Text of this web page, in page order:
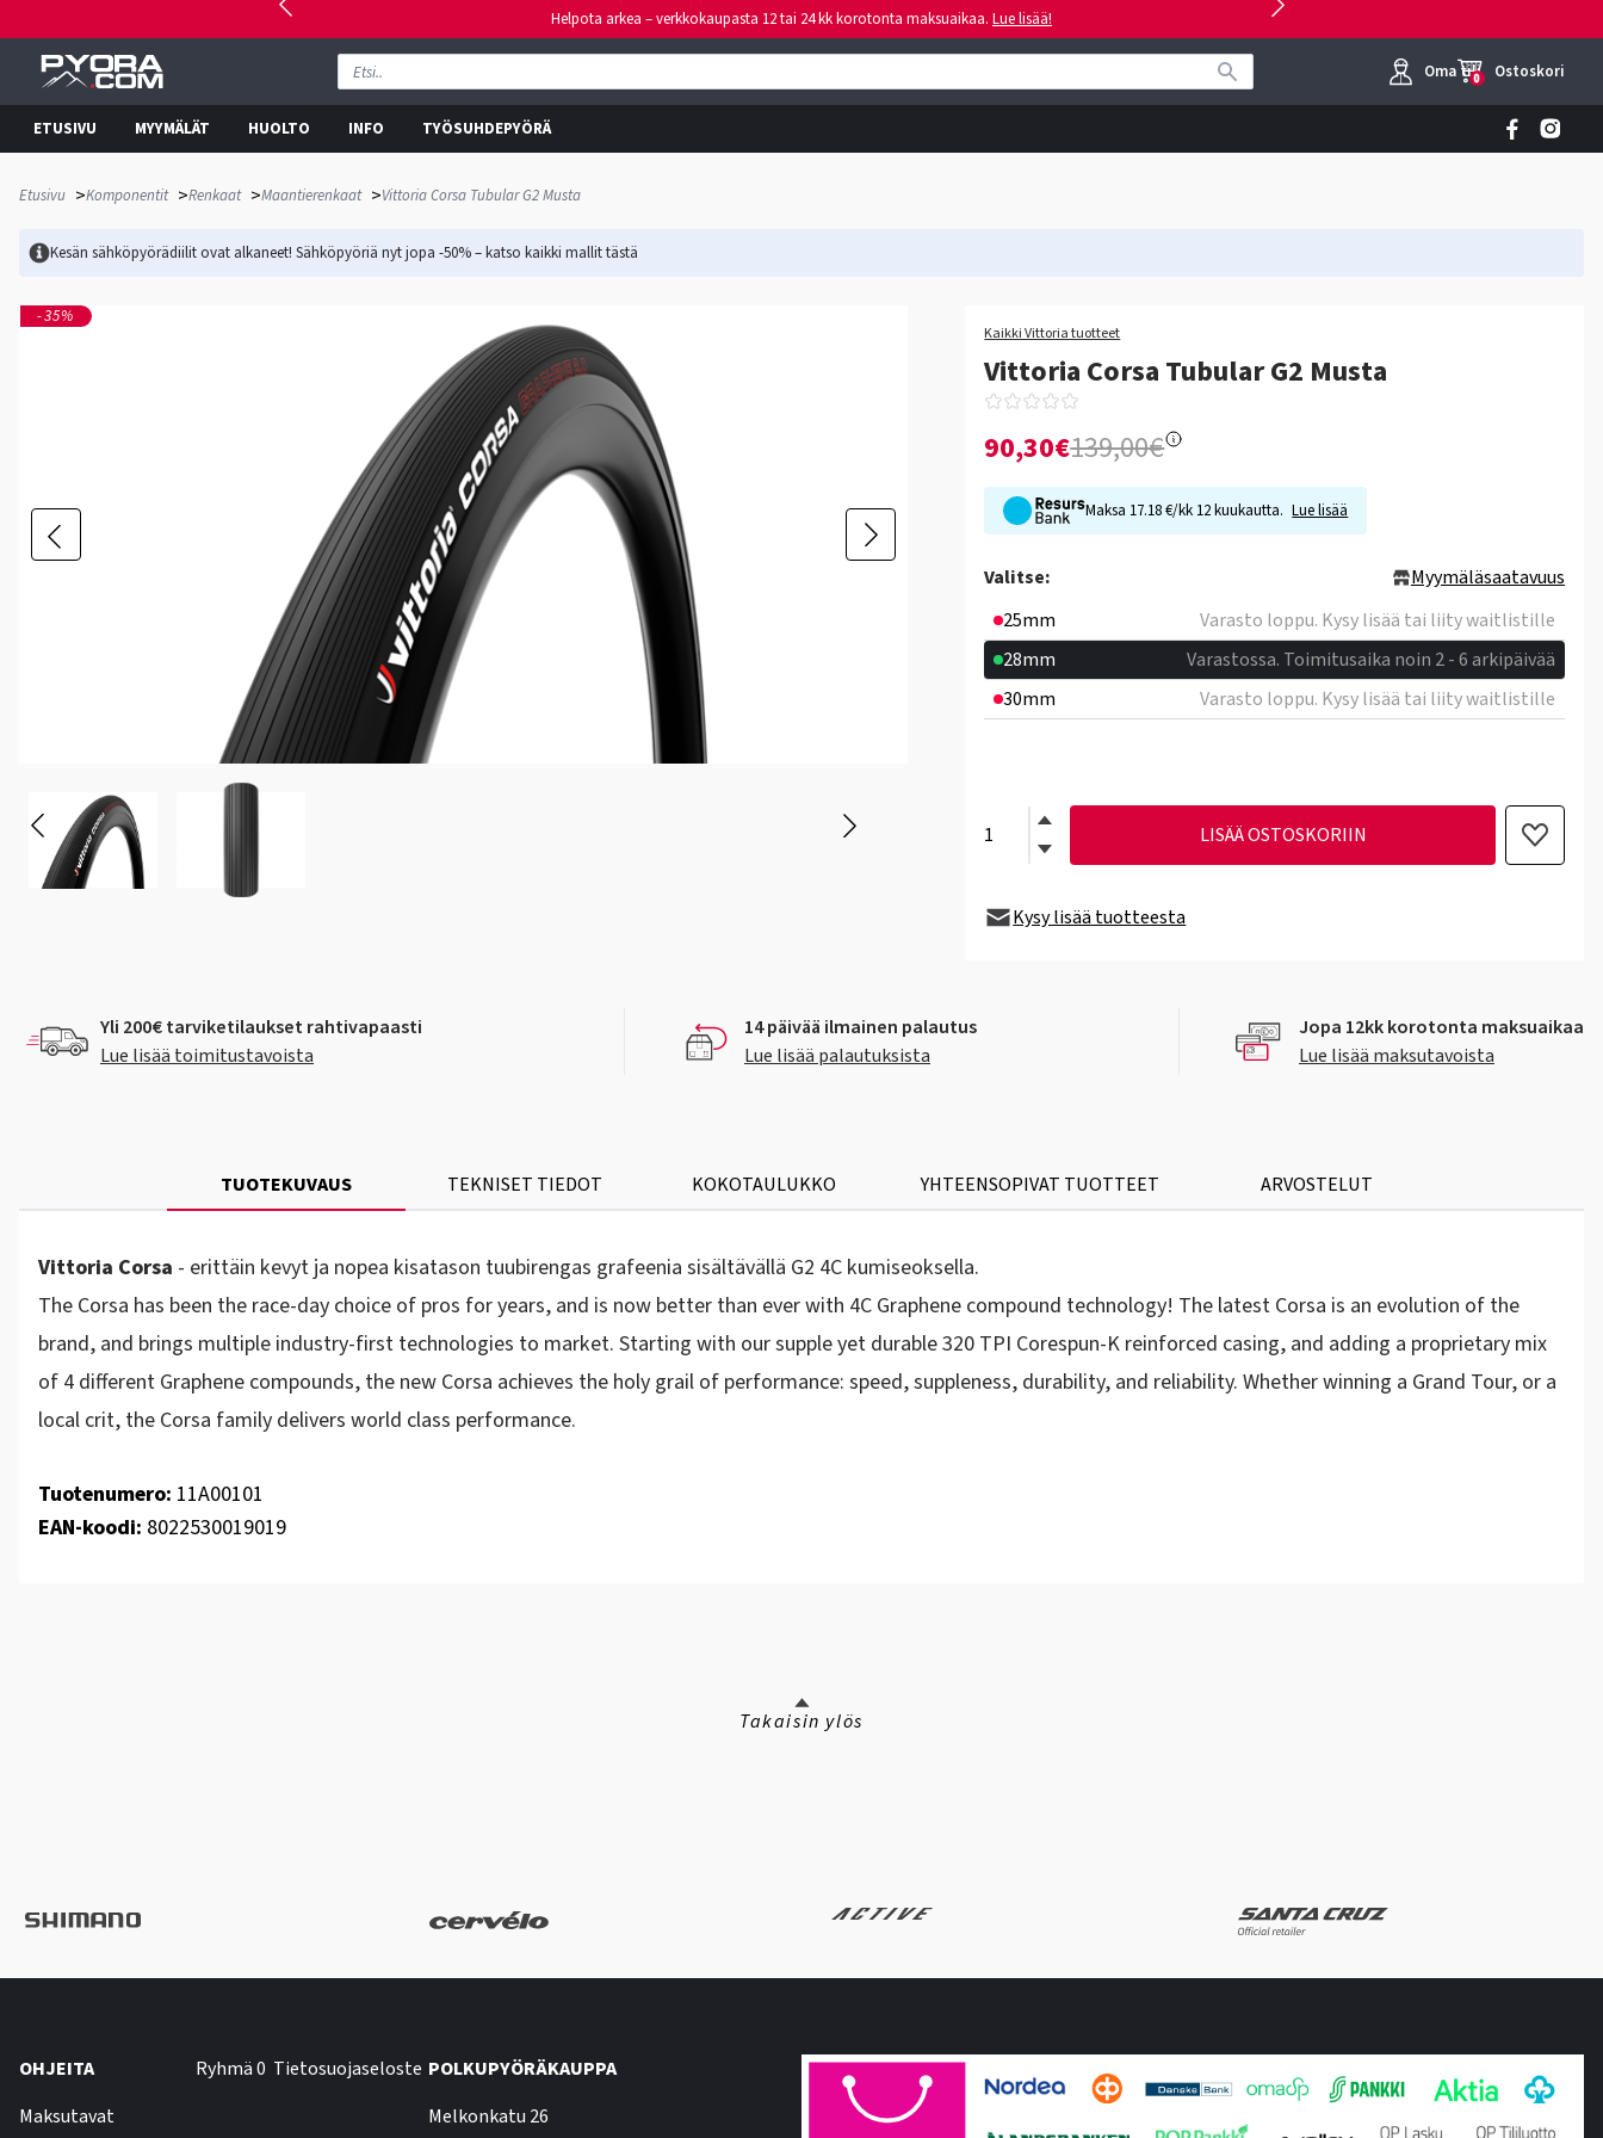
Helpota arkea – verkkokaupasta 12 tai 24 kk korotonta maksuaikaa. Lue lisää!
Oma tili
0 Ostoskori
ETUSIVU MYYMÄLÄT HUOLTO INFO TYÖSUHDEPYÖRÄ
Etusivu >Komponentit >Renkaat >Maantierenkaat >Vittoria Corsa Tubular G2 Musta
Kesän sähköpyörädiilit ovat alkaneet! Sähköpyöriä nyt jopa -50% – katso kaikki mallittästä
-35%
Kaikki Vittoria tuotteet
Vittoria Corsa Tubular G2 Musta
90,30€139,00€
Maksa 17.18 €/kk 12 kuukautta. Lue lisää
Valitse:
Myymäläsaatavuus
25mm
Varasto loppu. Kysy lisää tai liity waitlistille
28mm
Varastossa. Toimitusaika noin 2 - 6 arkipäivää
30mm
Varasto loppu. Kysy lisää tai liity waitlistille
LISÄÄ OSTOSKORIIN
Kysy lisää tuotteesta
Yli 200€ tarviketilaukset rahtivapaasti
Lue lisää toimitustavoista
14 päivää ilmainen palautus
Lue lisää palautuksista
Jopa 12kk korotonta maksuaikaa
Lue lisää maksutavoista
TUOTEKUVAUS TEKNISET TIEDOT KOKOTAULUKKO YHTEENSOPIVAT TUOTTEET ARVOSTELUT
Vittoria Corsa - erittäin kevyt ja nopea kisatason tuubirengas grafeenia sisältävällä G2 4C kumiseoksella.
The Corsa has been the race-day choice of pros for years, and is now better than ever with 4C Graphene compound technology! The latest Corsa is an evolution of the
brand, and brings multiple industry-first technologies to market. Starting with our supple yet durable 320 TPI Corespun-K reinforced casing, and adding a proprietary mix
of 4 different Graphene compounds, the new Corsa achieves the holy grail of performance: speed, suppleness, durability, and reliability. Whether winning a Grand Tour, or a
local crit, the Corsa family delivers world class performance.
Tuotenumero: 11A00101
EAN-koodi: 8022530019019
Takaisin ylös
OHJEITA
Maksutavat
Ryhmä 0 Tietosuojaseloste POLKUPYÖRÄKAUPPA
Melkonkatu 26